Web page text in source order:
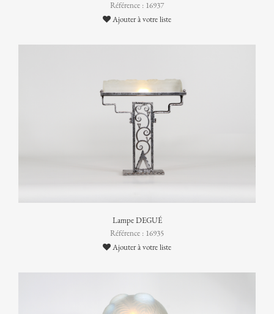
Référence : 16937
Ajouter à votre liste
Lampe DEGUÉ
Référence : 16935
Ajouter à votre liste